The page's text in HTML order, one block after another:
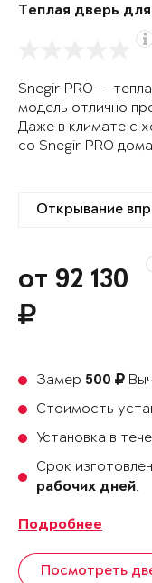
Теплая дверь
Snegir PRO —
модель отлично
Даже в климате с
со Snegir PRO
от 92 130
Замер 500
Стоимость
Установка в
Срок
рабочих дней.
Подробнее
Посмотреть